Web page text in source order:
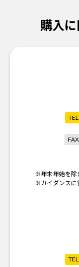
購入
TEL
FAX
※年末年始を除
※ガイダンスに
TEL